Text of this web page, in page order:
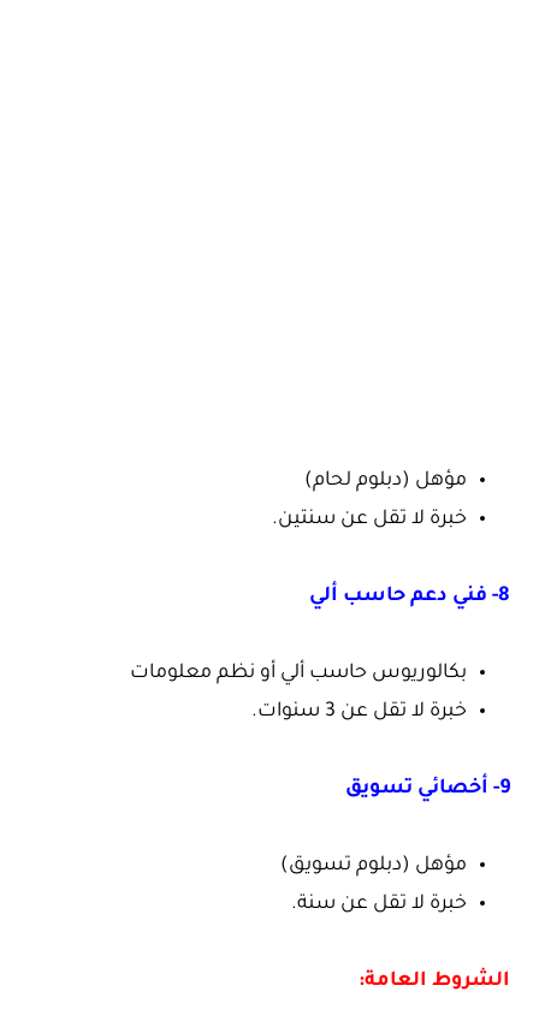
مؤهل (دبلوم لحام)
خبرة لا تقل عن سنتين.
8- فني دعم حاسب ألي
بكالوريوس حاسب ألي أو نظم معلومات
خبرة لا تقل عن 3 سنوات.
9- أخصائي تسويق
مؤهل (دبلوم تسويق)
خبرة لا تقل عن سنة.
الشروط العامة: